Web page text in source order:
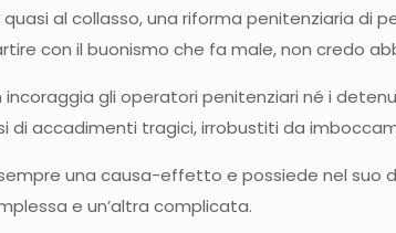
al collasso, una riforma penitenziaria di
con il buonismo che fa male, non credo
incoraggia gli operatori penitenziari né i
di accadimenti tragici, irrobustiti da
una causa-effetto e possiede nel
e un’altra complicata.